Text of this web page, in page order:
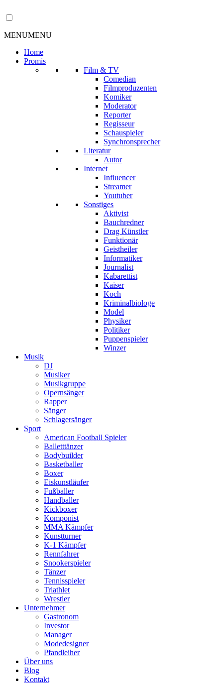
MENUMENU
Home
Promis
Film & TV
Comedian
Filmproduzenten
Komiker
Moderator
Reporter
Regisseur
Schauspieler
Synchronsprecher
Literatur
Autor
Internet
Influencer
Streamer
Youtuber
Sonstiges
Aktivist
Bauchredner
Drag Künstler
Funktionär
Geistheiler
Informatiker
Journalist
Kabarettist
Kaiser
Koch
Kriminalbiologe
Model
Physiker
Politiker
Puppenspieler
Winzer
Musik
DJ
Musiker
Musikgruppe
Opernsänger
Rapper
Sänger
Schlagersänger
Sport
American Football Spieler
Balletttänzer
Bodybuilder
Basketballer
Boxer
Eiskunstläufer
Fußballer
Handballer
Kickboxer
Komponist
MMA Kämpfer
Kunstturner
K-1 Kämpfer
Rennfahrer
Snookerspieler
Tänzer
Tennisspieler
Triathlet
Wrestler
Unternehmer
Gastronom
Investor
Manager
Modedesigner
Pfandleiher
Über uns
Blog
Kontakt